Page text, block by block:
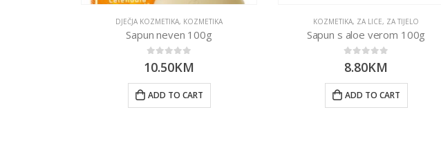
DJEČJA KOZMETIKA, KOZMETIKA
Sapun neven 100g
0 out of 5
10.50KM
ADD TO CART
KOZMETIKA, ZA LICE, ZA TIJELO
Sapun s aloe verom 100g
0out of 5
8.80KM
ADD TO CART